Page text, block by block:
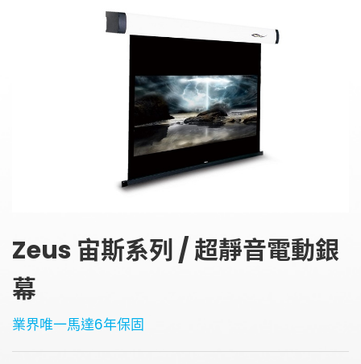
參觀預約
銀幕
全息金字塔
全息投影
顯示器
投影鏡頭
4K高畫質抗光幕系列
Zeus 宙斯系列 / 超靜音電動銀
幕
業界唯一馬達6年保固